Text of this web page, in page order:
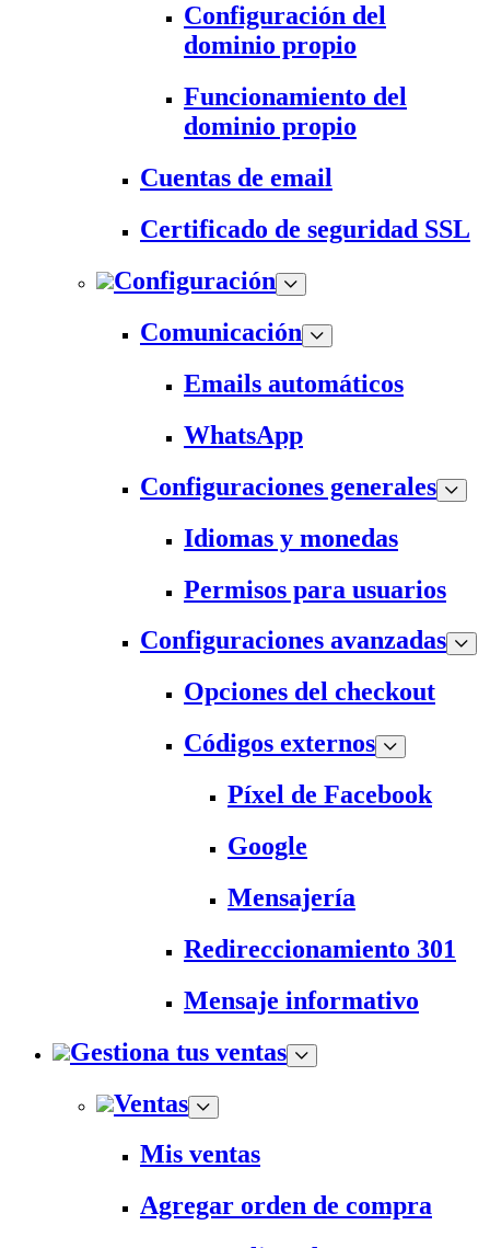
Configuración del
dominio propio
Funcionamiento del
dominio propio
Cuentas de email
Certificado de seguridad SSL
Configuración
Comunicación
Emails automáticos
WhatsApp
Configuraciones generales
Idiomas y monedas
Permisos para usuarios
Configuraciones avanzadas
Opciones del checkout
Códigos externos
Píxel de Facebook
Google
Mensajería
Redireccionamiento 301
Mensaje informativo
Gestiona tus ventas
Ventas
Mis ventas
Agregar orden de compra